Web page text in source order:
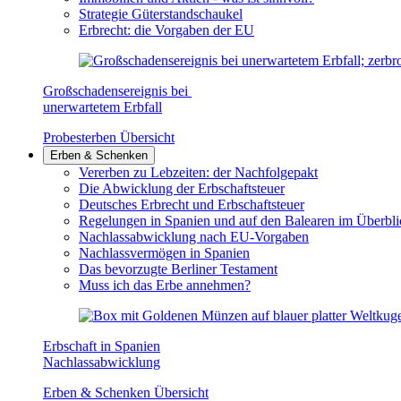
Strategie Güterstandschaukel
Erbrecht: die Vorgaben der EU
Großschadensereignis bei
unerwartetem Erbfall
Probesterben Übersicht
Erben & Schenken
Vererben zu Lebzeiten: der Nachfolgepakt
Die Abwicklung der Erbschaftsteuer
Deutsches Erbrecht und Erbschaftsteuer
Regelungen in Spanien und auf den Balearen im
Nachlassabwicklung nach EU-Vorgaben
Nachlassvermögen in Spanien
Das bevorzugte Berliner Testament
Muss ich das Erbe annehmen?
Erbschaft in Spanien
Nachlassabwicklung
Erben & Schenken Übersicht